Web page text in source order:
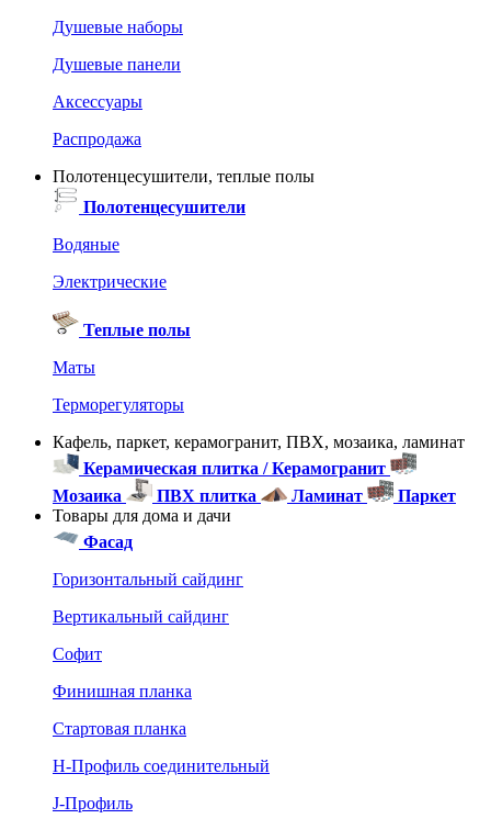
Душевые наборы
Душевые панели
Аксессуары
Распродажа
Полотенцесушители, теплые полы
Полотенцесушители
Водяные
Электрические
Теплые полы
Маты
Терморегуляторы
Кафель, паркет, керамогранит, ПВХ, мозаика, ламинат
Керамическая плитка / Керамогранит
Мозаика
ПВХ плитка Ламинат
Паркет
Товары для дома и дачи
Фасад
Горизонтальный сайдинг
Вертикальный сайдинг
Софит
Финишная планка
Стартовая планка
Н-Профиль соединительный
J-Профиль